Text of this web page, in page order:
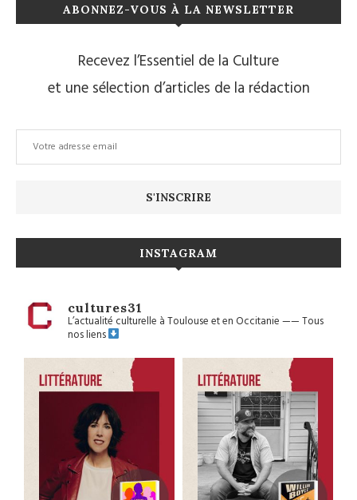
ABONNEZ-VOUS À LA NEWSLETTER
Recevez l’Essentiel de la Culture
et une sélection d’articles de la rédaction
INSTAGRAM
cultures31
L’actualité culturelle à Toulouse et en Occitanie——Tous
nos liens